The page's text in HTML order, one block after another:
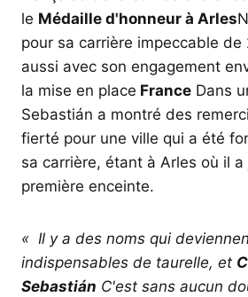
le Médaille d'honneur à Arles
pour sa carrière impeccable de
aussi avec son engagement
la mise en place France Dans
Sebastián a montré des
fierté pour une ville qui a été
sa carrière, étant à Arles où il
première enceinte.
« Il y a des noms qui
indispensables de taurelle, et
Sebastián C'est sans aucun